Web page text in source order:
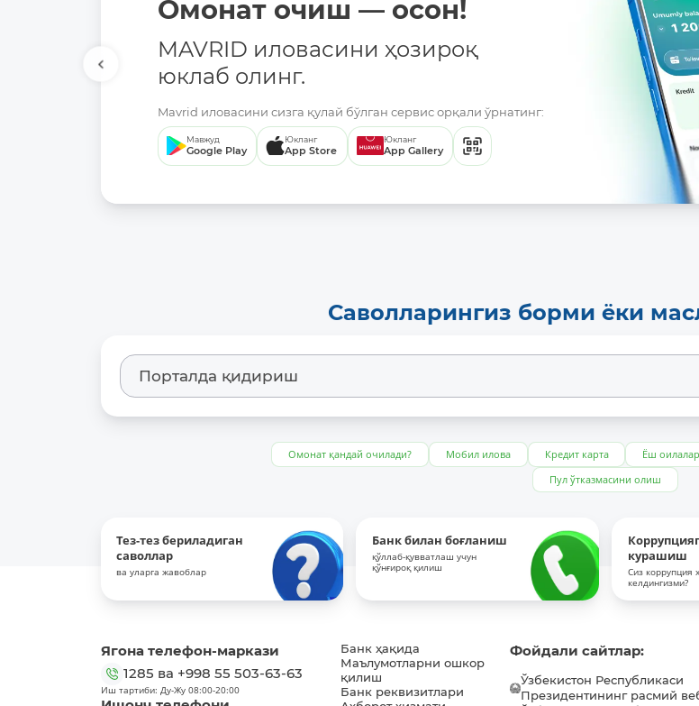
Омонат очиш — осон!
MAVRID иловасини ҳозироқ
юклаб олинг.
Mavrid иловасини сизга қулай бўлган сервис орқали ўрнатинг:
Мавжуд
Google Play
Юкланг
App Store
Юкланг
App Gallery
Саволларингиз борми ёки
Омонат қандай очилади? Мобил илова Кредит карта Ёш
Пул ўтказмасини олиш
Тез-тез бериладиган
саволлар
ва уларга жавоблар
Банк билан боғланиш
қўллаб-қувватлаш учун
қўнғироқ қилиш
курашиш
Сиз коррупция
келдингизми?
Ягона телефон-маркази
1285 ва +998 55 503-63-63
Иш тартиби: Ду-Жу 08:00-20:00
Банк ҳақида
Маълумотларни ошкор
қилиш
Банк реквизитлари
Фойдали сайтлар:
Ўзбекистон Республикаси
Президентининг расмий